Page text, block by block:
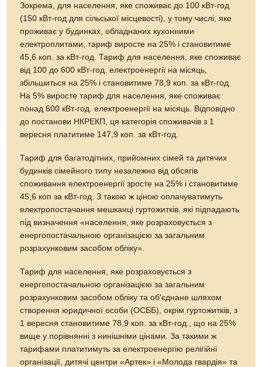
Зокрема, для населення, яке споживає до 100 кВт-год
(150 кВт-год для сільської місцевості), у тому числі, яке
проживає у будинках, обладнаних кухонними
електроплитами, тариф виросте на 25% і становитиме
45,6 коп. за кВт-год. Тариф для населення, яке споживає
від 100 до 600 кВт-год. електроенергії на місяць,
збільшиться на 25% і становитиме 78,9 коп. за кВт-год.
На 5% виросте тариф для населення, яке споживає
понад 600 кВт-год. електроенергії на місяць. Відповідно
до постанови НКРЕКП, ця категорія споживачів з 1
вересня платитиме 147,9 коп. за кВт-год.
Тариф для багатодітних, прийомних сімей та дитячих
будинків сімейного типу незалежно від обсягів
споживання електроенергії зросте на 25% і становитиме
45,6 коп за кВт-год. З такою ж ціною оплачуватимуть
електропостачання мешканці гуртожитків, які підпадають
під визначення «населення, яке розраховується з
енергопостачальною організацією за загальним
розрахунковим засобом обліку».
Тариф для населення, яке розраховується з
енергопостачальною організацією за загальним
розрахунковим засобом обліку та об'єднане шляхом
створення юридичної особи (ОСББ), окрім гуртожитків, з
1 вересня становитиме 78,9 коп. за кВт-год., що на 25%
вище у порівнянні з нинішніми цінами. За такими ж
тарифами платитимуть за електроенергію релігійні
організації, дитячі центри «Артек» і «Молода гвардія» та